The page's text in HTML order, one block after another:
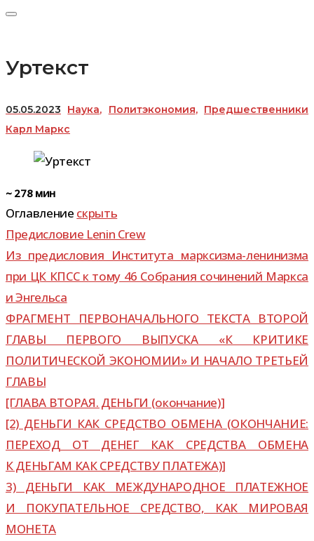
Уртекст
05.05.2023 Наука, Политэкономия, Предшественники
Карл Маркс
~ 278 мин
Оглавление скрыть
Предисловие Lenin Crew
Из пре­ди­сло­вия Института марксизма-​ленинизма
при ЦК КПСС к тому 46 Собрания сочи­не­ний Маркса
и Энгельса
ФРАГМЕНТ ПЕРВОНАЧАЛЬНОГО ТЕКСТА ВТОРОЙ
ГЛАВЫ ПЕРВОГО ВЫПУСКА «К КРИТИКЕ
ПОЛИТИЧЕСКОЙ ЭКОНОМИИ» И НАЧАЛО ТРЕТЬЕЙ
ГЛАВЫ
[ГЛАВА ВТОРАЯ. ДЕНЬГИ (окон­ча­ние)]
[2) ДЕНЬГИ КАК СРЕДСТВО ОБМЕНА (ОКОНЧАНИЕ:
ПЕРЕХОД ОТ ДЕНЕГ КАК СРЕДСТВА ОБМЕНА
К ДЕНЬГАМ КАК СРЕДСТВУ ПЛАТЕЖА)]
3) ДЕНЬГИ КАК МЕЖДУНАРОДНОЕ ПЛАТЕЖНОЕ
И ПОКУПАТЕЛЬНОЕ СРЕДСТВО, КАК МИРОВАЯ
МОНЕТА